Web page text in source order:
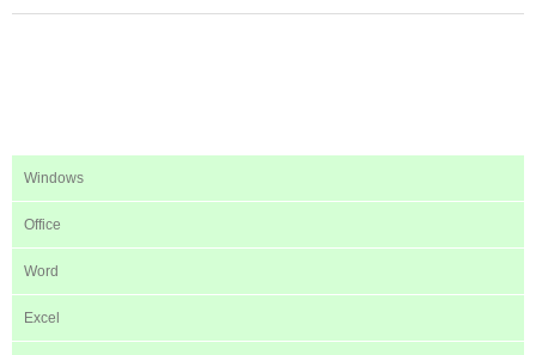
Windows
Office
Word
Excel